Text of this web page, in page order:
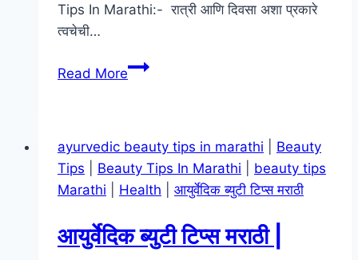
Tips In Marathi:- रात्री आणि दिवसा अशा प्रकारे
त्वचेची…
Read MoreBeauty
Marathi
|
चेहरा
घरगुती
ayurvedic beauty tips in marathi
Beauty
Tips
Beauty Tips In Marathi
beauty tips
Marathi
Health आयुर्वेदिक ब्युटी टिप्स मराठी
आयुर्वेदिक ब्युटी टिप्स मराठी |